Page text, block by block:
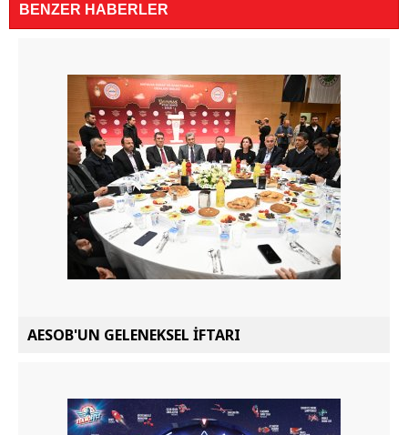
BENZER HABERLER
AESOB'UN GELENEKSEL İFTARI